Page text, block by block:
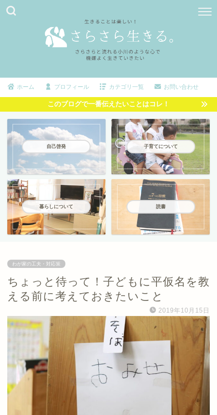
ホーム プロフィール カテゴリ一覧 お問い合わせ
このブログで一番伝えたいことはコレ！
自己啓発 子育てについて
暮らしについて 読書
わが家の工夫・対応策
ちょっと待って！子どもに平仮名を教
える前に考えておきたいこと
2019年10月15日